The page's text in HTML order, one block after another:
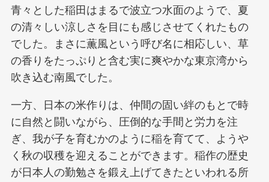
青々とした稲田はまるで波立つ水面のようで、夏
の清々しい涼しさを目にも感じさせてくれたもの
でした。まさに薫風という呼び名に相応しい、草
の香りをたっぷりと含む実に爽やかな東京湾から
吹き込む南風でした。
一方、日本の米作りは、仲間の固い絆のもとで時
に自然と闘いながら、圧倒的な手間と労力を注
ぎ、我が子を育むかのように稲を育てて、ようや
く秋の収穫を迎えることができます。稲作の歴史
が日本人の勤勉さを鍛え上げてきたといわれる所